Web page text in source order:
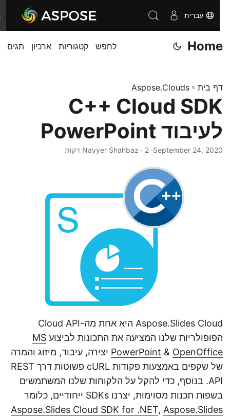
עִברִית
Home לחפש קטגוריות ארכיון תגים
דף בית»
Aspose.Clouds
C++ Cloud SDK
לעיבוד PowerPoint
September 24, 2020· Nayyer Shahbaz · 2 דקות
Aspose.Slides Cloud היא אחת מה-Cloud API
הפופולריות שלנו המציעה את התכונות לביצועMS
PowerPoint&OpenOffice
יצירה, עיבוד, מיזוג והמרה
של שקפים באמצעות פקודות cURL פשוטות דרך REST
API. בנוסף, כדי להקל על הלקוחות שלנו המשתמשים
בשפות תכנות מסוימות, יצרנו SDKs ייחודיים, כלומר
Aspose.Slides Cloud SDK for .NET ,Aspose.Slides